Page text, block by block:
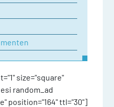
size="square"
random_ad
position="164" ttl="30"]